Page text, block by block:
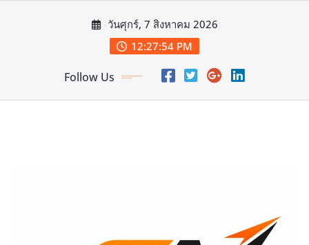
วันศุกร์, 7 สิงหาคม 2026
12:27:56 PM
Follow Us